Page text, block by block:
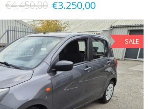
€4.450,00 €3.250,00
SALE